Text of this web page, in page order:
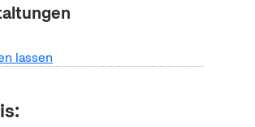
lassen